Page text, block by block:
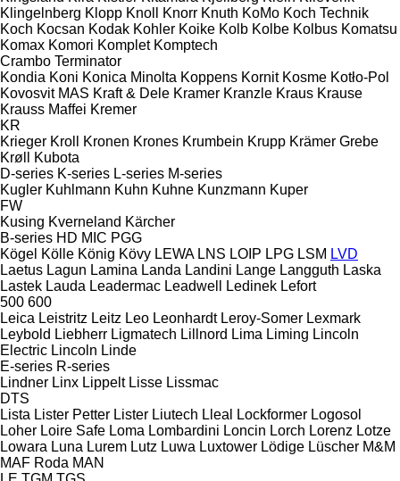
Klingelnberg Klopp Knoll Knorr Knuth KoMo Koch Technik
Koch Kocsan Kodak Kohler Koike Kolb Kolbe Kolbus Komatsu
Komax Komori Komplet Komptech
Crambo Terminator
Kondia Koni Konica Minolta Koppens Kornit Kosme Kotło-Pol
Kovosvit MAS Kraft & Dele Kramer Kranzle Kraus Krause
Krauss Maffei Kremer
KR
Krieger Kroll Kronen Krones Krumbein Krupp Krämer Grebe
Krøll
Kubota
D-series K-series L-series M-series
Kugler Kuhlmann Kuhn Kuhne Kunzmann Kuper
FW
Kusing Kverneland Kärcher
B-series HD MIC PGG
Kögel Kölle König Kövy LEWA LNS LOIP LPG LSM LVD
Laetus Lagun Lamina Landa Landini Lange Langguth Laska
Lastek Lauda Leadermac Leadwell Ledinek Lefort
500 600
Leica Leistritz Leitz Leo Leonhardt Leroy-Somer Lexmark
Leybold Liebherr Ligmatech Lillnord Lima Liming Lincoln
Electric Lincoln Linde
E-series R-series
Lindner Linx Lippelt Lisse Lissmac
DTS
Lista Lister Petter Lister Liutech Lleal Lockformer Logosol
Loher Loire Safe Loma Lombardini Loncin Lorch Lorenz Lotze
Lowara Luna Lurem Lutz Luwa Luxtower Lödige Lüscher M&M
MAF Roda MAN